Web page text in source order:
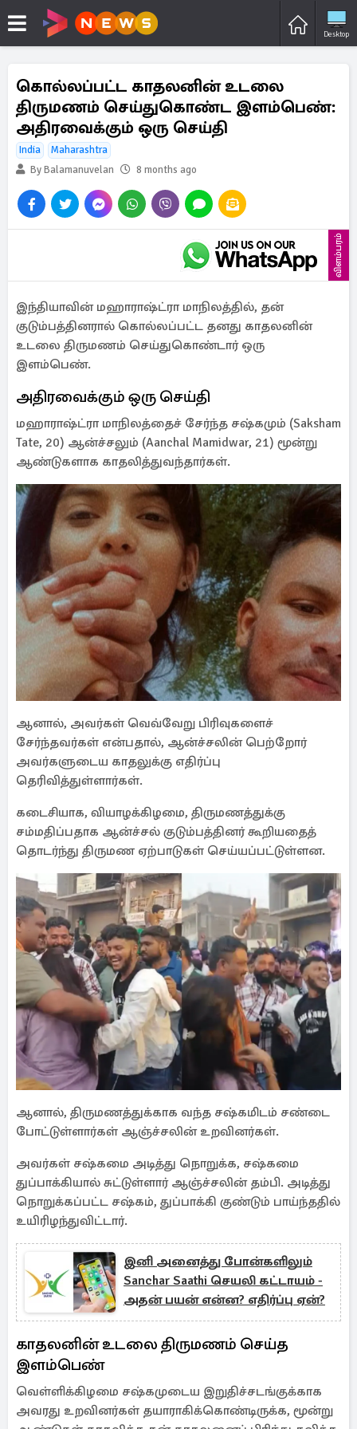
Desktop
கொல்லப்பட்ட காதலனின் உடலை
திருமணம் செய்துகொண்ட இளம்பெண்:
அதிரவைக்கும் ஒரு செய்தி
India
Maharashtra
By Balamanuvelan
8 months ago
விளம்பரம்
இந்தியாவின் மஹாராஷ்ட்ரா மாநிலத்தில், தன்
குடும்பத்தினரால் கொல்லப்பட்ட தனது காதலனின்
உடலை திருமணம் செய்துகொண்டார் ஒரு
இளம்பெண்.
அதிரவைக்கும் ஒரு செய்தி
மஹாராஷ்ட்ரா மாநிலத்தைச் சேர்ந்த சஷ்கமும் (Saksham
Tate, 20) ஆன்ச்சலும் (Aanchal Mamidwar, 21) மூன்று
ஆண்டுகளாக காதலித்துவந்தார்கள்.
ஆனால், அவர்கள் வெவ்வேறு பிரிவுகளைச்
சேர்ந்தவர்கள் என்பதால், ஆன்ச்சலின் பெற்றோர்
அவர்களுடைய காதலுக்கு எதிர்ப்பு
தெரிவித்துள்ளார்கள்.
கடைசியாக, வியாழக்கிழமை, திருமணத்துக்கு
சம்மதிப்பதாக ஆன்ச்சல் குடும்பத்தினர் கூறியதைத்
தொடர்ந்து திருமண ஏற்பாடுகள் செய்யப்பட்டுள்ளன.
ஆனால், திருமணத்துக்காக வந்த சஷ்கமிடம் சண்டை
போட்டுள்ளார்கள் ஆஞ்ச்சலின் உறவினர்கள்.
அவர்கள் சஷ்கமை அடித்து நொறுக்க, சஷ்கமை
துப்பாக்கியால் சுட்டுள்ளார் ஆஞ்ச்சலின் தம்பி. அடித்து
நொறுக்கப்பட்ட சஷ்கம், துப்பாக்கி குண்டும் பாய்ந்ததில்
உயிரிழந்துவிட்டார்.
இனி அனைத்து போன்களிலும்
Sanchar Saathi செயலி கட்டாயம் -
அதன் பயன் என்ன? எதிர்ப்பு ஏன்?
காதலனின் உடலை திருமணம் செய்த
இளம்பெண்
வெள்ளிக்கிழமை சஷ்கமுடைய இறுதிச்சடங்குக்காக
அவரது உறவினர்கள் தயாராகிக்கொண்டிருக்க, மூன்று